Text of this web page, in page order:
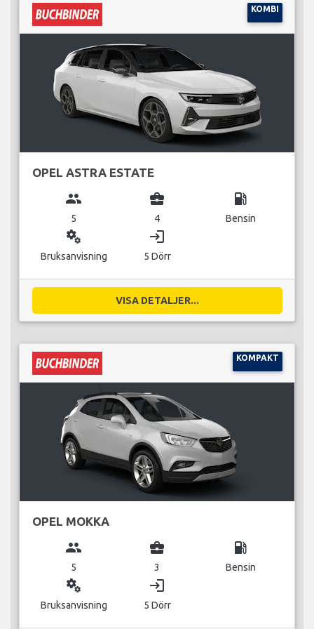
KOMBI
OPEL ASTRA ESTATE
group
5
business_center
4
local_gas_station
Bensin
miscellaneous_services
Bruksanvisning
login
5 Dörr
VISA DETALJER...
KOMPAKT
OPEL MOKKA
group
5
business_center
3
local_gas_station
Bensin
miscellaneous_services
Bruksanvisning
login
5 Dörr